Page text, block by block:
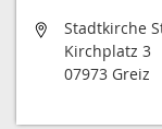
Stadtkirche
Kirchplatz 3
07973 Greiz